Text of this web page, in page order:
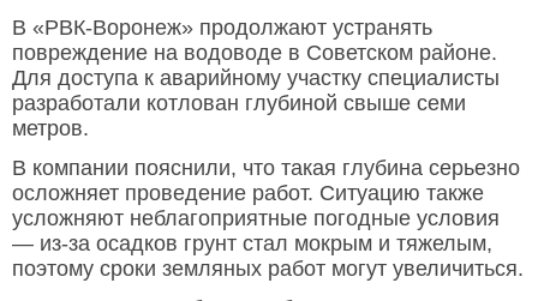
В «РВК-Воронеж» продолжают устранять
повреждение на водоводе в Советском районе.
Для доступа к аварийному участку специалисты
разработали котлован глубиной свыше семи
метров.
В компании пояснили, что такая глубина серьезно
осложняет проведение работ. Ситуацию также
усложняют неблагоприятные погодные условия
— из-за осадков грунт стал мокрым и тяжелым,
поэтому сроки земляных работ могут увеличиться.